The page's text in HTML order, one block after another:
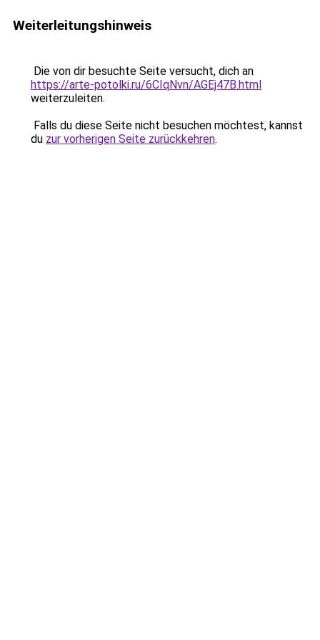
Weiterleitungshinweis
Die von dir besuchte Seite versucht, dich an
https://arte-potolki.ru/6CIqNvn/AGEj47B.html
weiterzuleiten.
Falls du diese Seite nicht besuchen möchtest, kannst
du zur vorherigen Seite zurückkehren.